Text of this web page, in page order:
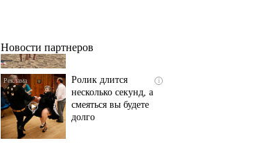
Новости партнеров
смеяться вы будете
долго